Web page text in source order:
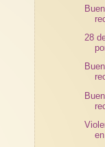
28